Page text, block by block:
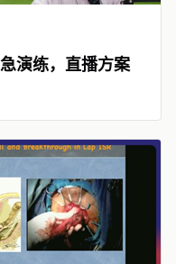
演练，直播方案